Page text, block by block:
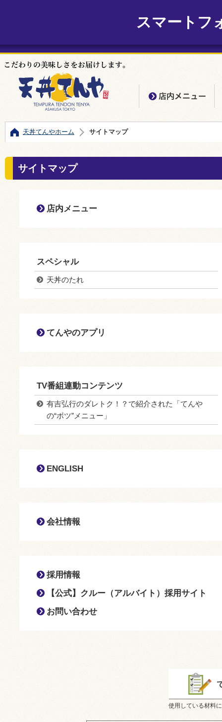
スマートフ
天丼てんやホーム サイトマップ
サイトマップ
店内メニュー
スペシャル
天丼のたれ
てんやのアプリ
TV番組連動コンテンツ
有吉弘行のダレトク！？で紹介された「てんや
の“ボツ”メニュー」
ENGLISH
会社情報
採用情報
【公式】クルー（アルバイト）採用サイト
お問い合わせ
使用している材料